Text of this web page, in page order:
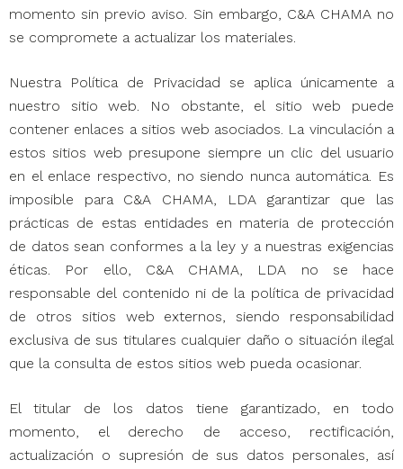
momento sin previo aviso. Sin embargo, C&A CHAMA no
se compromete a actualizar los materiales.
Nuestra Política de Privacidad se aplica únicamente a
nuestro sitio web. No obstante, el sitio web puede
contener enlaces a sitios web asociados. La vinculación a
estos sitios web presupone siempre un clic del usuario
en el enlace respectivo, no siendo nunca automática. Es
imposible para C&A CHAMA, LDA garantizar que las
prácticas de estas entidades en materia de protección
de datos sean conformes a la ley y a nuestras exigencias
éticas. Por ello, C&A CHAMA, LDA no se hace
responsable del contenido ni de la política de privacidad
de otros sitios web externos, siendo responsabilidad
exclusiva de sus titulares cualquier daño o situación ilegal
que la consulta de estos sitios web pueda ocasionar.
El titular de los datos tiene garantizado, en todo
momento, el derecho de acceso, rectificación,
actualización o supresión de sus datos personales, así